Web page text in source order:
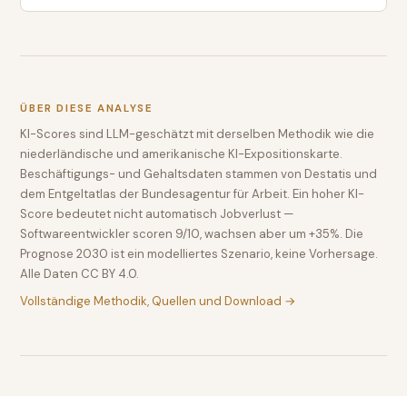
ÜBER DIESE ANALYSE
KI-Scores sind LLM-geschätzt mit derselben Methodik wie die
niederländische und amerikanische KI-Expositionskarte.
Beschäftigungs- und Gehaltsdaten stammen von Destatis und
dem Entgeltatlas der Bundesagentur für Arbeit. Ein hoher KI-
Score bedeutet nicht automatisch Jobverlust —
Softwareentwickler scoren 9/10, wachsen aber um +35%. Die
Prognose 2030 ist ein modelliertes Szenario, keine Vorhersage.
Alle Daten CC BY 4.0.
Vollständige Methodik, Quellen und Download →